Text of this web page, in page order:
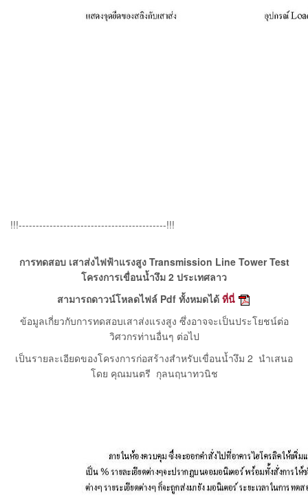
!!!-------------------------------------------!!!
การทดสอบ เสาส่งไฟฟ้าแรงสูง Transmission Line Tower Test
โครงการเขื่อนน้ำงึม 2 ประเทศลาว
สามารถดาวน์โหลดไฟล์ Pdf ทั้งหมดได้ ที่นี่
ข้อมูลเกี่ยวกับการทดสอบเสาส่งแรงสูง ซึ่งอาจจะเป็นประโยชน์ต่อ
วิศวกรท่านอื่นๆ ต่อไป
เป็นรายละเอียดของโครงการก่อสร้างสำหรับเขื่อนน้ำงึม 2 นำเสนอ
โดย คุณมนตรี กุลนฤนาทวนิช